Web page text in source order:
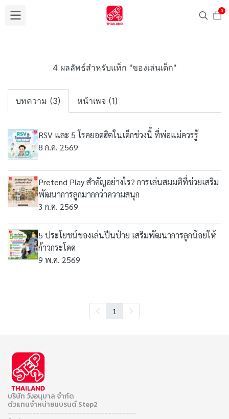
0
4 ผลลัพธ์สำหรับแท็ก "ของเล่นเด็ก"
บทความ (3) หน้าเพจ (1)
RSV และ 5 โรคยอดฮิตในเด็กช่วงนี้ ที่พ่อแม่ควรรู้
8 ก.ค. 2569
Pretend Play สำคัญอย่างไร? การเล่นสมมติที่ช่วยเสริม
พัฒนาการลูกมากกว่าความสนุก
3 ก.ค. 2569
5 ประโยชน์ของเล่นปีนป่าย เสริมพัฒนาการลูกน้อยให้
ก้าวกระโดด
9 พ.ค. 2569
1
บริษัท วังอนุบาล จำกัด
ตัวแทนจำหน่ายแบรนด์ Step2
------------------------------------